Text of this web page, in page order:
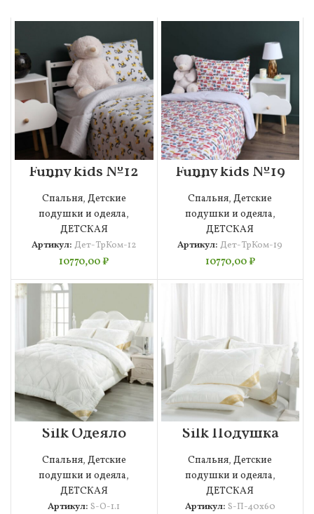
Funny kids №12
Комплект
Детский
Спальня, Детские
подушки и одеяла,
ДЕТСКАЯ
Артикул: Дет-ТрКом-12
10770,00₽
Funny kids №19
Комплект
Детский
Спальня,Детские
подушки и одеяла,
ДЕТСКАЯ
Артикул:Дет-ТрКом-19
10770,00₽
Silk Одеяло
110х140
Спальня, Детские
подушки и одеяла,
ДЕТСКАЯ
Артикул:S-O-1.1
Silk Подушка
40х60
Спальня,Детские
подушки и одеяла,
ДЕТСКАЯ
Артикул: S-П-40х60